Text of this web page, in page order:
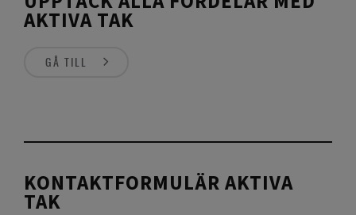
AKTIVA TAK
GÅ TILL
KONTAKTFORMULÄR AKTIVA
TAK